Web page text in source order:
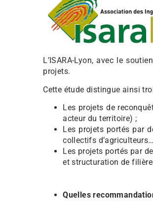
L’ISARA-Lyon, avec le
projets.
Cette étude distingue ainsi
Les projets de
acteur du territoire) ;
Les projets portés par
collectifs
Les projets portés par
et structuration de
Quelles